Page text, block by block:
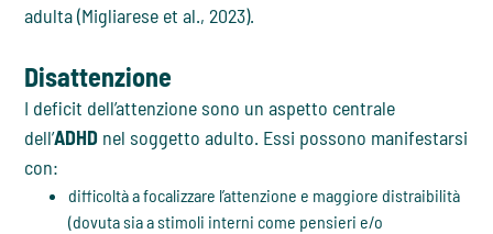
adulta (Migliarese et al., 2023).
Disattenzione
I deficit dell’attenzione sono un aspetto centrale
dell’ADHD nel soggetto adulto. Essi possono manifestarsi
con:
difficoltà a focalizzare l’attenzione e maggiore distraibilità
(dovuta sia a stimoli interni come pensieri e/o